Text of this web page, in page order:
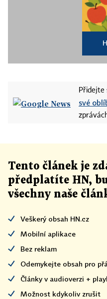
Přidejte
své
Tento článek je
předplatíte HN,
všechny naše
Veškerý obsah HN.cz
Mobilní aplikace
Bez reklam
Odemykejte obsah pro
Články v audioverzi +
Možnost kdykoliv zrušit